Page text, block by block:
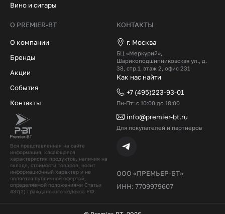
Вся представленная на сайте
информация, касающаяся
характеристик продуктов, наличия на
складе, стоимости товаров, носит
информационный характер и не
является публичной офертой,
определяемой положениями Статьи
437(2) Гражданского кодекcа РФ.
ООО «ПРЕМЬЕР-БТ»
ИНН: 7709979607
Вино и сигары
О PREMIER-BT
О компании
Бренды
Акции
События
Контакты
КОНТАКТЫ
г. Москва
БЦ «Меркурий»,
Шарикоподшипниковская ул., д.
38, стр.1, этаж 2, офис 231
Как нас найти
+7 (495)223-93-01
Пн-Пт: с 10:00 до 18:00
info@premier-bt.ru
Для покупателей и партнеров